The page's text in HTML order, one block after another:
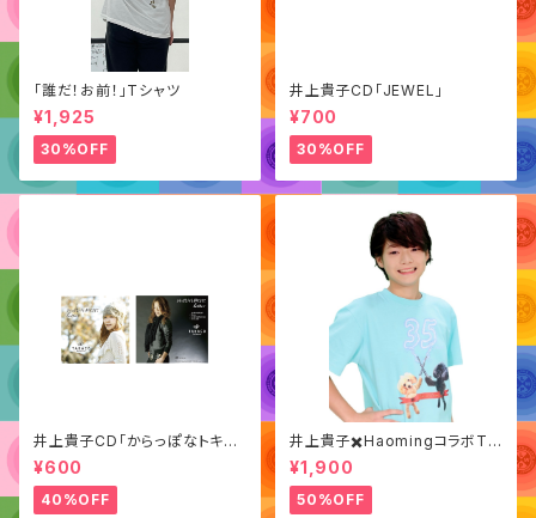
「誰だ！お前！」Tシャツ
¥1,925
30%OFF
井上貴子CD「JEWEL」
¥700
30%OFF
井上貴子CD「からっぽなトキも
夢中にさせて/ Letter」
¥600
40%OFF
井上貴子✖️HaomingコラボTシ
ャツ（デビュー35周年記念）
¥1,900
50%OFF